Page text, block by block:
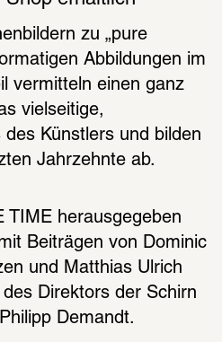
zu „pure
Abbildungen im
vermitteln einen ganz
vielseitige,
Künstlers und bilden
Jahrzehnte ab.
TIME herausgegeben
Beiträgen von Dominic
und Matthias Ulrich
Direktors der Schirn
Demandt.